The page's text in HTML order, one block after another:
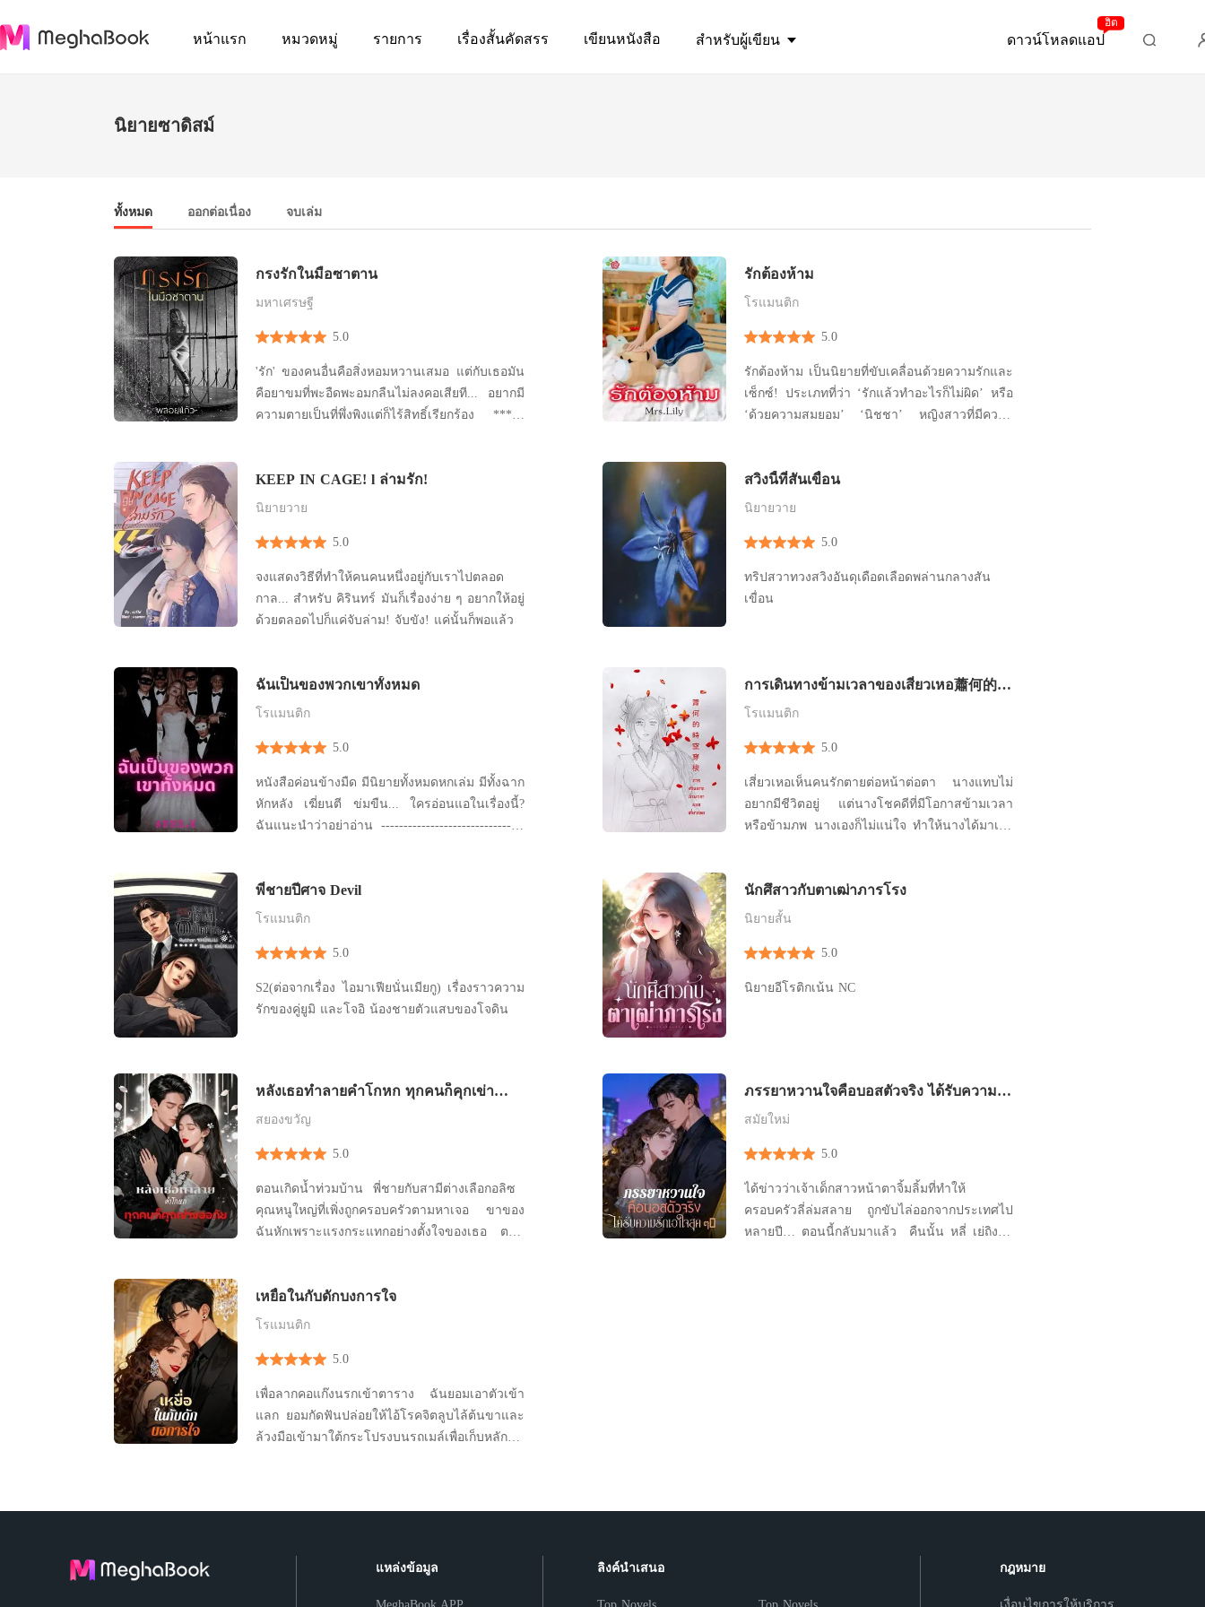
หน้าแรก หมวดหมู่ รายการ เรื่องสั้นคัดสรร เขียนหนังสือ สำหรับผู้เขียน ดาวน์โหลดแอป
ฮิต
นิยายซาดิสม์
ทั้งหมด ออกต่อเนื่อง จบเล่ม
กรงรักในมือซาตาน
มหาเศรษฐี
5.0
'รัก' ของคนอื่นคือสิ่งหอมหวานเสมอ แต่กับเธอมัน
คือยาขมที่พะอืดพะอมกลืนไม่ลงคอเสียที... อยากมี
ความตายเป็นที่พึ่งพิงแต่ก็ไร้สิทธิ์เรียกร้อง *****
หน้าอย่างข่มขู่ "ท่านจะฆ่าก็ฆ่าเลย สิ้นลมหายใจ
ฟาตินคนนี้จ
รักต้องห้าม
โรแมนติก
5.0
รักต้องห้าม เป็นนิยายที่ขับเคลื่อนด้วยความรักและ
เซ็กซ์! ประเภทที่ว่า ‘รักแล้วทำอะไรก็ไม่ผิด’ หรือ
‘ด้วยความสมยอม’ ‘นิชชา’ หญิงสาวที่มีความ
ในเมื่อหัวใจร่ำร้อง และ กายเนื้อต้องการ +++++
‘นีรนุช’ ลูกสะใภ้ตระก
KEEP IN CAGE! l ล่ามรัก!
นิยายวาย
5.0
จงแสดงวิธีที่ทำให้คนคนหนึ่งอยู่กับเราไปตลอด
กาล... สำหรับ คิรินทร์ มันก็เรื่องง่าย ๆ อยากให้อยู่
ด้วยตลอดไปก็แค่จับล่าม! จับขัง! แค่นั้นก็พอแล้ว
สวิงนี้ที่สันเขื่อน
นิยายวาย
5.0
ทริปสวาทวงสวิงอันดุเดือดเลือดพล่านกลางสัน
เขื่อน
ฉันเป็นของพวกเขาทั้งหมด
โรแมนติก
5.0
หนังสือค่อนข้างมืด มีนิยายทั้งหมดหกเล่ม มีทั้งฉาก
หักหลัง เฆี่ยนตี ข่มขืน... ใครอ่อนแอในเรื่องนี้?
ฉันแนะนำว่าอย่าอ่าน --------------------------------
ไม่มีใครสามารถเข้าไปได้โดยไม่รู้ตัวและ
การเดินทางข้ามเวลาของเสี่ยวเหอ蕭何的時
空穿梭
โรแมนติก
5.0
เสี่ยวเหอเห็นคนรักตายต่อหน้าต่อตา นางแทบไม่
อยากมีชีวิตอยู่ แต่นางโชคดีที่มีโอกาสข้ามเวลา
หรือข้ามภพ นางเองก็ไม่แน่ใจ ทำให้นางได้มาเจอ
ต้องข้ามเวลากันทุกครั้งที่นางตื่น ทุกเช้านางจะ
ต้องมานั่งลุ้นว่าตัวเองจะอาย
พี่ชายปีศาจ Devil
โรแมนติก
5.0
S2(ต่อจากเรื่อง ไอมาเฟียนั่นเมียกู) เรื่องราวความ
รักของคู่ยูมิ และโจอิ น้องชายตัวแสบของโจดิน
นักศึสาวกับตาเฒ่าภารโรง
นิยายสั้น
5.0
นิยายอีโรติกเน้น NC
หลังเธอทำลายคำโกหก ทุกคนก็คุกเข่า
สยองขวัญ
5.0
ตอนเกิดน้ำท่วมบ้าน พี่ชายกับสามีต่างเลือกอลิซ
คุณหนูใหญ่ที่เพิ่งถูกครอบครัวตามหาเจอ ขาของ
ฉันหักเพราะแรงกระแทกอย่างตั้งใจของเธอ ตอน
อยากให้ฉันตายในกระแสน้ำหลาก” เมื่อได้ยิน
สามีกับพี่ชายมองฉันที่น
ภรรยาหวานใจคือบอสตัวจริง ได้รับความ
รักเอาใจสุด ๆ！
สมัยใหม่
5.0
ได้ข่าวว่าเจ้าเด็กสาวหน้าตาจิ้มลิ้มที่ทำให้
ครอบครัวลี่ล่มสลาย ถูกขับไล่ออกจากประเทศไป
หลายปี… ตอนนี้กลับมาแล้ว คืนนั้น หลี่ เย่ถิงจับ
เหยื่อในกับดักบงการใจ
โรแมนติก
5.0
เพื่อลากคอแก๊งนรกเข้าตาราง ฉันยอมเอาตัวเข้า
แลก ยอมกัดฟันปล่อยให้ไอ้โรคจิตลูบไล้ต้นขาและ
ล้วงมือเข้ามาใต้กระโปรงบนรถเมล์เพื่อเก็บหลัก
แหล่งข้อมูล ลิงค์นำเสนอ กฎหมาย